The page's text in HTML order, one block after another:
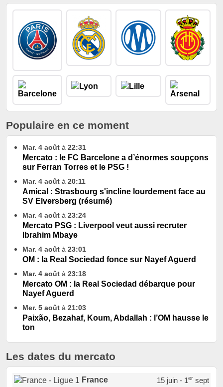
Populaire en ce moment
Mar. 4 août à 22:31
Mercato : le FC Barcelone a d’énormes soupçons
sur Ferran Torres et le PSG !
Mar. 4 août à 20:11
Amical : Strasbourg s'incline lourdement face au
SV Elversberg (résumé)
Mar. 4 août à 23:24
Mercato PSG : Liverpool veut aussi recruter
Ibrahim Mbaye
Mar. 4 août à 23:01
OM : la Real Sociedad fonce sur Nayef Aguerd
Mar. 4 août à 23:18
Mercato OM : la Real Sociedad débarque pour
Nayef Aguerd
Mer. 5 août à 21:03
Paixão, Bezahaf, Koum, Abdallah : l’OM hausse le
ton
Les dates du mercato
France 15 juin - 1ersept